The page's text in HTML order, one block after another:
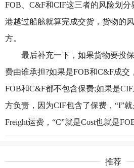
FOB、C&F和CIF这三者的风险划
港越过船舷就算完成交货，货物的
方。
最后补充一下，如果货物要投保
费由谁承担?如果是FOB和C&F成交
FOB和C&F都不包含保费;如果是
方负责，因为CIF包含了保费，“I”就
Freight运费，“C”就是Cost也就是
推荐